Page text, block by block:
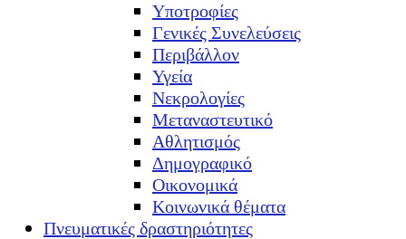
Υποτροφίες
Γενικές Συνελεύσεις
Περιβάλλον
Υγεία
Νεκρολογίες
Μεταναστευτικό
Αθλητισμός
Δημογραφικό
Οικονομικά
Κοινωνικά θέματα
Πνευματικές δραστηριότητες